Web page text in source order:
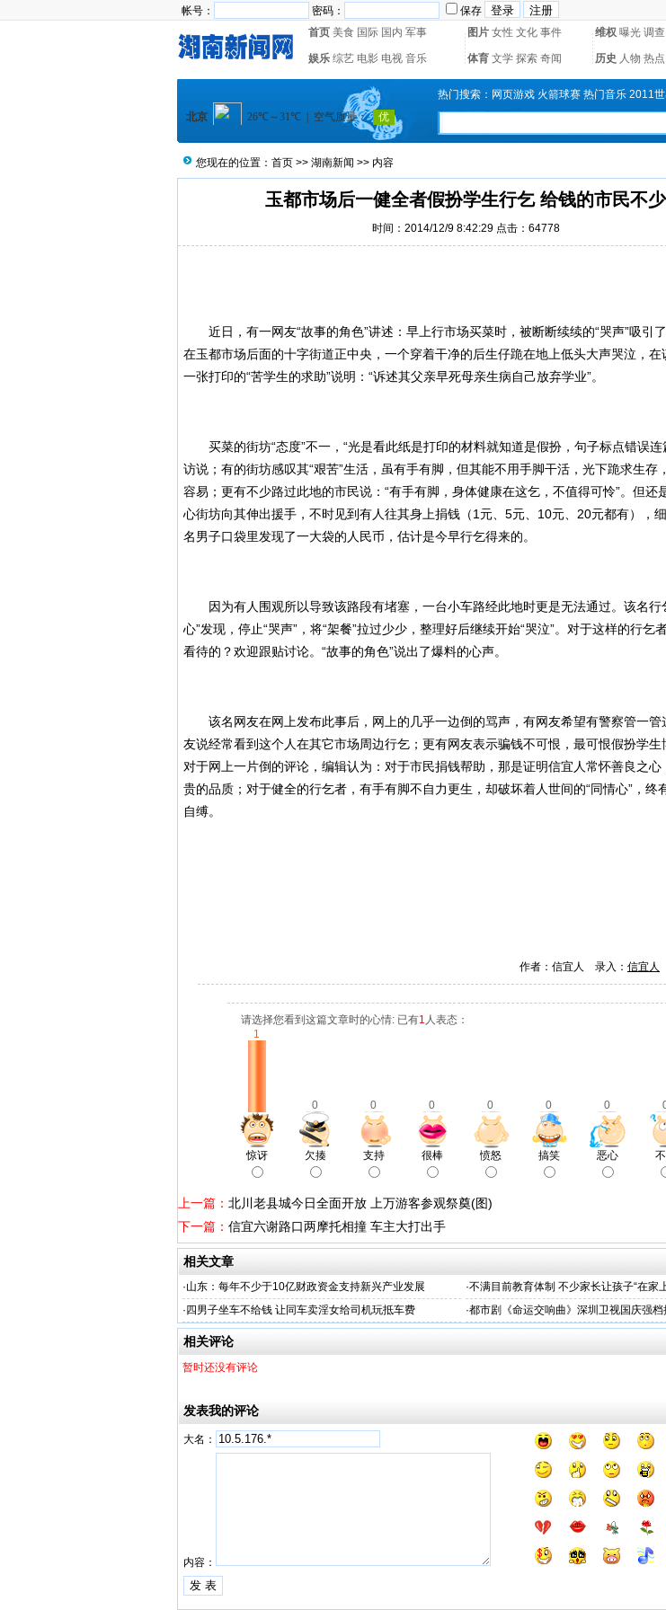
帐号： 密码： 保存
首页 美食 国际 国内 军事 图片 女性 文化 事件 维权 曝光 调查
娱乐 综艺 电影 电视 音乐 体育 文学 探索 奇闻 历史 人物 热点
热门搜索： 网页游戏 火箭球赛 热门音乐 2011
您现在的位置： 首页 >> 湖南新闻 >> 内容
玉都市场后一健全者假扮学生行乞 给钱的市民不少
时间：2014/12/9 8:42:29 点击：64778
近日，有一网友“故事的角色”讲述：早上行市场买菜时，被断断续续的“哭声”吸引了
在玉都市场后面的十字街道正中央，一个穿着干净的后生仔跪在地上低头大声哭泣，在
一张打印的“苦学生的求助”说明：“诉述其父亲早死母亲生病自己放弃学业”。
买菜的街坊“态度”不一，“光是看此纸是打印的材料就知道是假扮，句子标点错误连
访说；有的街坊感叹其“艰苦”生活，虽有手有脚，但其能不用手脚干活，光下跪求生存
容易；更有不少路过此地的市民说：“有手有脚，身体健康在这乞，不值得可怜”。但还
心街坊向其伸出援手，不时见到有人往其身上捐钱（1元、5元、10元、20元都有），
名男子口袋里发现了一大袋的人民币，估计是今早行乞得来的。
因为有人围观所以导致该路段有堵塞，一台小车路经此地时更是无法通过。该名行
心”发现，停止“哭声”，将“架餐”拉过少少，整理好后继续开始“哭泣”。对于这样的行乞
看待的？欢迎跟贴讨论。“故事的角色”说出了爆料的心声。
该名网友在网上发布此事后，网上的几乎一边倒的骂声，有网友希望有警察管一管
友说经常看到这个人在其它市场周边行乞；更有网友表示骗钱不可恨，最可恨假扮学生
对于网上一片倒的评论，编辑认为：对于市民捐钱帮助，那是证明信宜人常怀善良之心
贵的品质；对于健全的行乞者，有手有脚不自力更生，却破坏着人世间的“同情心”，终
自缚。
作者：信宜人 录入： 信宜人
请选择您看到这篇文章时的心情: 已有1 人表态：
1
0 0 0 0 0 0
惊讶 欠揍 支持 很棒 愤怒 搞笑 恶心
上一篇： 北川老县城今日全面开放 上万游客参观祭奠(图)
下一篇： 信宜六谢路口两摩托相撞 车主大打出手
相关文章
·山东：每年不少于10亿财政资金支持新兴产业发展 ·不满目前教育体制 不少家长让孩子“在家
· 四男子坐车不给钱 让同车卖淫女给司机玩抵车费 ·都市剧《命运交响曲》深圳卫视国庆强档
相关评论
暂时还没有评论
发表我的评论
大名：
内容：